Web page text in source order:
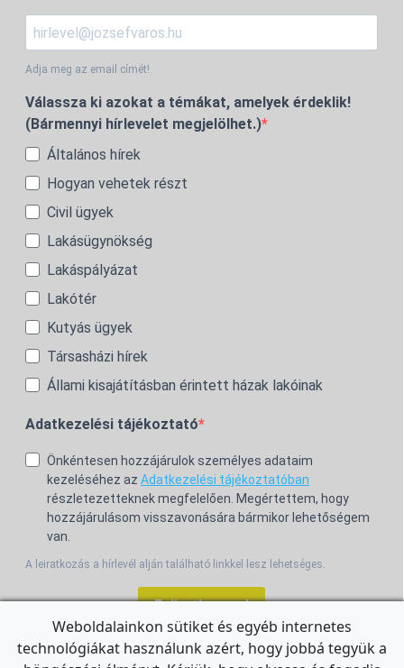
Adja meg az email címét!
Válassza ki azokat a témákat, amelyek érdeklik!
(Bármennyi hírlevelet megjelölhet.)
Általános hírek
Hogyan vehetek részt
Civil ügyek
Lakásügynökség
Lakáspályázat
Lakótér
Kutyás ügyek
Társasházi hírek
Állami kisajátításban érintett házak lakóinak
Adatkezelési tájékoztató
Önkéntesen hozzájárulok személyes adataim
kezeléséhez az Adatkezelési tájékoztatóban
részletezetteknek megfelelően. Megértettem, hogy
hozzájárulásom visszavonására bármikor lehetőségem
van.
A leiratkozás a hírlevél alján található linkkel lesz lehetséges.
Feliratkozom!
Weboldalainkon sütiket és egyéb internetes
technológiákat használunk azért, hogy jobbá tegyük a